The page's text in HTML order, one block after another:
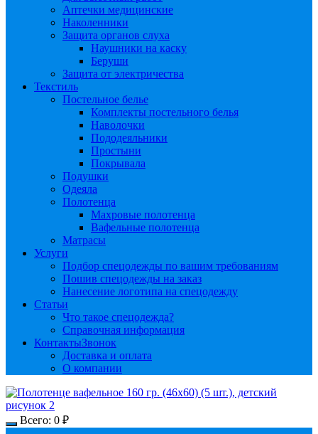
Аптечки медицинские
Наколенники
Защита органов слуха
Наушники на каску
Беруши
Защита от электричества
Текстиль
Постельное белье
Комплекты постельного белья
Наволочки
Пододеяльники
Простыни
Покрывала
Подушки
Одеяла
Полотенца
Махровые полотенца
Вафельные полотенца
Матрасы
Услуги
Подбор спецодежды по вашим требованиям
Пошив спецодежды на заказ
Нанесение логотипа на спецодежду
Статьи
Что такое спецодежда?
Справочная информация
КонтактыЗвонок
Доставка и оплата
О компании
Всего: 0 ₽